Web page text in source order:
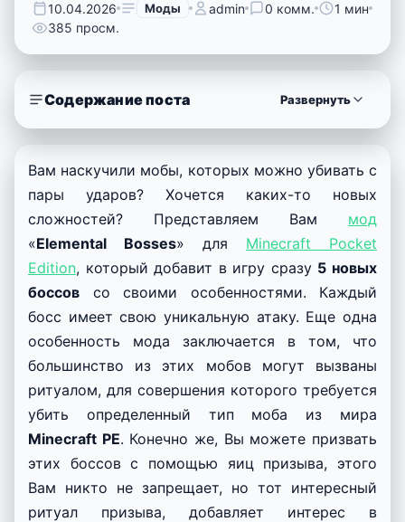
10.04.2026 Моды admin 0 комм.
1 мин
385 просм.
Содержание поста Развернуть
Вам наскучили мобы, которых можно убивать с
пары ударов? Хочется каких-то новых
сложностей? Представляем Вам мод
«Elemental Bosses» для Minecraft Pocket
Edition, который добавит в игру сразу 5 новых
боссов со своими особенностями. Каждый
босс имеет свою уникальную атаку. Еще одна
особенность мода заключается в том, что
большинство из этих мобов могут вызваны
ритуалом, для совершения которого требуется
убить определенный тип моба из мира
Minecraft PE. Конечно же, Вы можете призвать
этих боссов с помощью яиц призыва, этого
Вам никто не запрещает, но тот интересный
ритуал призыва, добавляет интерес в